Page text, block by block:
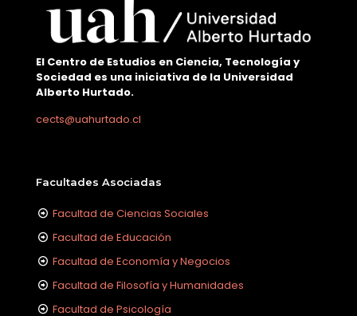
El Centro de Estudios en Ciencia, Tecnología y
Sociedad es una iniciativa de la Universidad
Alberto Hurtado.
cects@uahurtado.cl
Facultades Asociadas
Facultad de Ciencias Sociales
Facultad de Educación
Facultad de Economía y Negocios
Facultad de Filosofía y Humanidades
Facultad de Psicología